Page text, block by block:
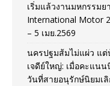
เริ่มแล้วงานมหกรรม
International Motor
– 5 เมย.2569
นครปฐมส้มไม่แผ่ว แต่
เจดีย์ใหญ่: เมื่อคะแนน
วันที่สายอนุรักษ์นิยมเลิ